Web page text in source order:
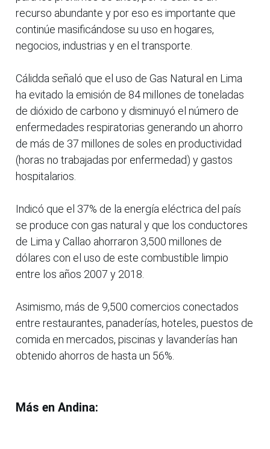
recurso abundante y por eso es importante que
continúe masificándose su uso en hogares,
negocios, industrias y en el transporte.
Cálidda señaló que el uso de Gas Natural en Lima
ha evitado la emisión de 84 millones de toneladas
de dióxido de carbono y disminuyó el número de
enfermedades respiratorias generando un ahorro
de más de 37 millones de soles en productividad
(horas no trabajadas por enfermedad) y gastos
hospitalarios.
Indicó que el 37% de la energía eléctrica del país
se produce con gas natural y que los conductores
de Lima y Callao ahorraron 3,500 millones de
dólares con el uso de este combustible limpio
entre los años 2007 y 2018.
Asimismo, más de 9,500 comercios conectados
entre restaurantes, panaderías, hoteles, puestos de
comida en mercados, piscinas y lavanderías han
obtenido ahorros de hasta un 56%.
Más en Andina: